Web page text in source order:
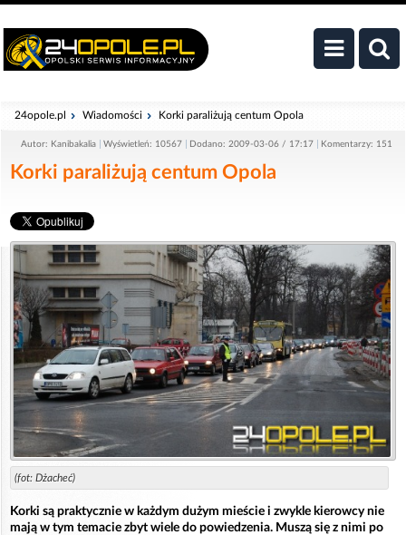
24opole.pl Wiadomości Korki paraliżują centum Opola
Autor: Kanibakalia Wyświetleń: 10567 Dodano: 2009-03-06 / 17:17 Komentarzy: 151
Korki paraliżują centum Opola
(fot: Dżacheć)
Korki są praktycznie w każdym dużym mieście i zwykle kierowcy nie
mają w tym temacie zbyt wiele do powiedzenia. Muszą się z nimi po